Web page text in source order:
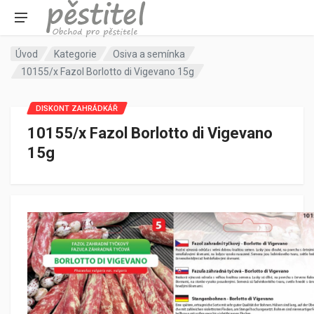
Úvod Kategorie
Osiva a semínka
10155/x Fazol Borlotto di Vigevano 15g
10155/x Fazol Borlotto di Vigevano
15g
DISKONT ZAHRÁDKÁŘ